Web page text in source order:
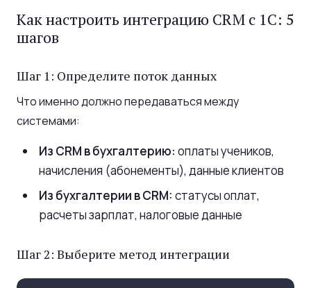
Как настроить интеграцию CRM с 1С: 5
шагов
Шаг 1: Определите поток данных
Что именно должно передаваться между
системами:
Из CRM в бухгалтерию: оплаты учеников,
начисления (абонементы), данные клиентов
Из бухгалтерии в CRM: статусы оплат,
расчеты зарплат, налоговые данные
Шаг 2: Выберите метод интеграции